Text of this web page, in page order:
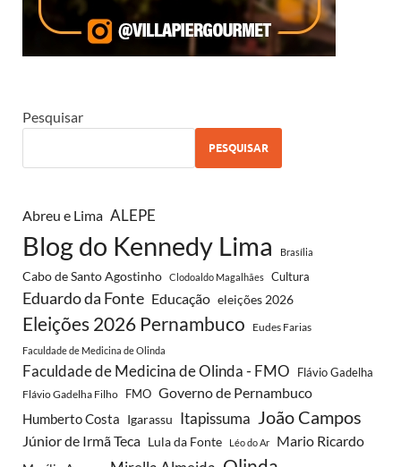
Pesquisar
PESQUISAR
Abreu e Lima ALEPE
Blog do Kennedy Lima Brasília
Cabo de Santo Agostinho Clodoaldo Magalhães Cultura
Eduardo da Fonte Educação eleições 2026
Eleições 2026 Pernambuco Eudes Farias
Faculdade de Medicina de Olinda
Faculdade de Medicina de Olinda - FMO Flávio Gadelha
Flávio Gadelha Filho FMO Governo de Pernambuco
Humberto Costa Igarassu Itapissuma João Campos
Júnior de Irmã Teca Lula da Fonte Léo do Ar Mario Ricardo